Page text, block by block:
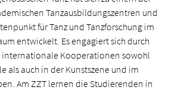
Tanzausbildungszentren und
für Tanz und Tanzforschung im
entwickelt. Es engagiert sich durch
Kooperationen sowohl
als auch in der Kunstszene und im
Am ZZT lernen die Studierenden in